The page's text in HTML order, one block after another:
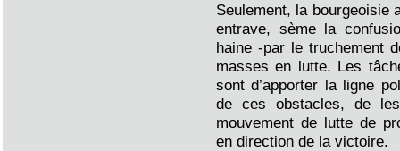
Seulement, la bourgeoisie
entrave, sème la
haine -par le truchement
masses en lutte. Les
sont d’apporter la ligne
de ces obstacles, de
mouvement de lutte de
en direction de la victoire.